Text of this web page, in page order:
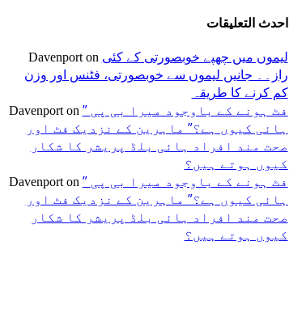
احدث التعليقات
Davenporton لیموں میں چھپے خوبصورتی کے کئی
راز۔۔ جانیں لیموں سے خوبصورتی، فٹنس اور وزن
کم کرنے کا طریقہ
Davenporton ” فٹ ہونے کے باوجود میرا بی پی
ہائی کیوں ہے؟” ماہرین کے نزدیک فٹ اور
صحت مند افراد ہائی بلڈ پریشر کا شکار
کیوں ہوتے ہیں؟
Davenporton ” فٹ ہونے کے باوجود میرا بی پی
ہائی کیوں ہے؟” ماہرین کے نزدیک فٹ اور
صحت مند افراد ہائی بلڈ پریشر کا شکار
کیوں ہوتے ہیں؟